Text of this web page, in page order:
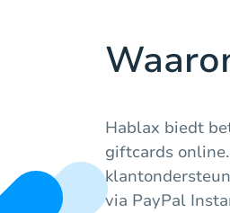
Hablax biedt
giftcards
via PayPal